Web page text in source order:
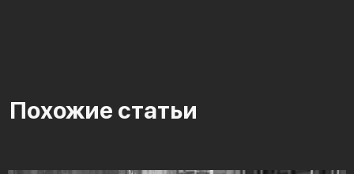
Похожие статьи